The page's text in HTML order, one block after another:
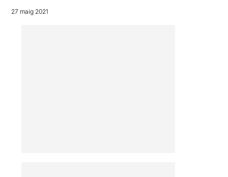
27 maig 2021